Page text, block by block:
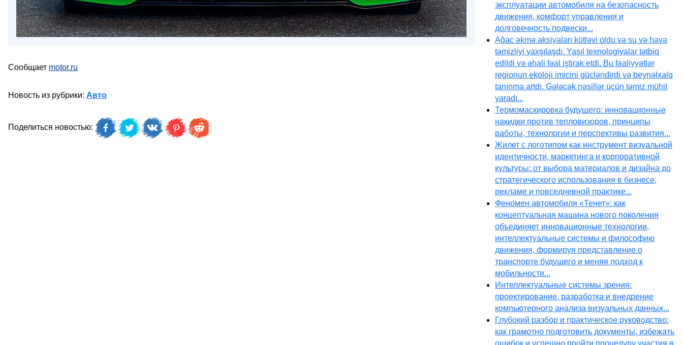
Сообщает motor.ru
Новость из рубрики: Авто
Поделиться новостью:
эксплуатации автомобиля на безопасность
движения, комфорт управления и
долговечность подвески...
Ağac əkmə aksiyaları kütləvi oldu və su və hava
təmizliyi yaxşılaşdı. Yaşıl texnologiyalar tətbiq
edildi və əhali fəal iştirak etdi. Bu fəaliyyətlər
regionun ekoloji imicini gücləndirdi və beynəlxalq
tanınma artdı. Gələcək nəsillər üçün təmiz mühit
yaradı...
Термомаскировка будущего: инновационные
накидки против тепловизоров, принципы
работы, технологии и перспективы развития...
Жилет с логотипом как инструмент визуальной
идентичности, маркетинга и корпоративной
культуры: от выбора материалов и дизайна до
стратегического использования в бизнесе,
рекламе и повседневной практике...
Феномен автомобиля «Тенет»: как
концептуальная машина нового поколения
объединяет инновационные технологии,
интеллектуальные системы и философию
движения, формируя представление о
транспорте будущего и меняя подход к
мобильности...
Интеллектуальные системы зрения:
проектирование, разработка и внедрение
компьютерного анализа визуальных данных...
Глубокий разбор и практическое руководство:
как грамотно подготовить документы, избежать
ошибок и успешно пройти процедуру участия в